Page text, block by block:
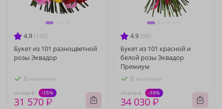
4.9 (140)
Букет из 101 разноцветной
розы Эквадор
В наличии
37 140 ₽ -15%
31 570 ₽
4.9 (66)
Букет из 101 красной и
белой розы Эквадор
Премиум
В наличии
37 810 ₽ -10%
34 030 ₽